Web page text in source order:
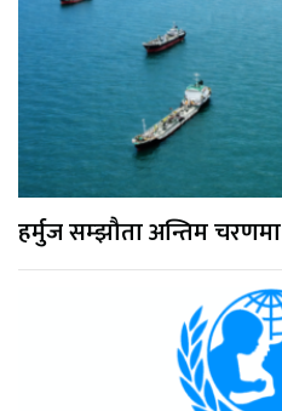
हर्मुज सम्झौता अन्तिम चरणमा